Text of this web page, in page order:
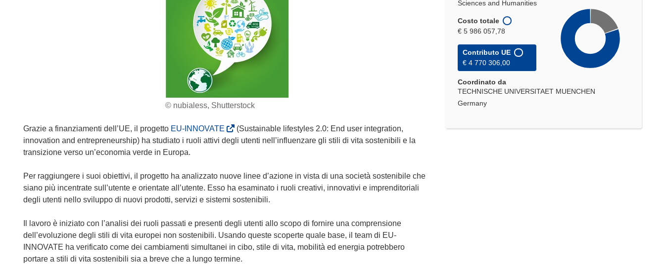
© nubialess, Shutterstock
Grazie a finanziamenti dell’UE, il progetto EU-INNOVATE
s
p
r
e
n
u
n
a
(Sustainable lifestyles 2.0: End user integration,
innovation and entrepreneurship) ha studiato i ruoli attivi degli utenti nell’influenzare gli stili di vita sostenibili e la
transizione verso un’economia verde in Europa.
Per raggiungere i suoi obiettivi, il progetto ha analizzato nuove linee d’azione in vista di una società sostenibile che
siano più incentrate sull’utente e orientate all’utente. Esso ha esaminato i ruoli creativi, innovativi e imprenditoriali
degli utenti nello sviluppo di nuovi prodotti, servizi e sistemi sostenibili.
Il lavoro è iniziato con l’analisi dei ruoli passati e presenti degli utenti allo scopo di fornire una comprensione
dell’evoluzione degli stili di vita europei non sostenibili. Usando queste scoperte quale base, il team di EU-
INNOVATE ha verificato come dei cambiamenti simultanei in cibo, stile di vita, mobilità ed energia potrebbero
portare a stili di vita sostenibili sia a breve che a lungo termine.
Sciences and Humanities
Costo totale
€ 5 986 057,78
Contributo UE
€ 4 770 306,00
Coordinato da
TECHNISCHE UNIVERSITAET MUENCHEN
Germany